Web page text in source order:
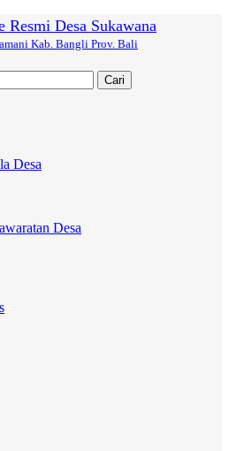
Resmi Desa Sukawana
Kab. Bangli Prov. Bali
Cari
Desa
Desa